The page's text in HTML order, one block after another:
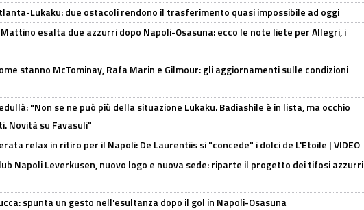
Lukaku: due ostacoli rendono il trasferimento quasi impossibile ad oggi
esalta due azzurri dopo Napoli-Osasuna: ecco le note liete per Allegri, i
stanno McTominay, Rafa Marin e Gilmour: gli aggiornamenti sulle condizioni
"Non se ne può più della situazione Lukaku. Badiashile è in lista, ma occhio
Novità su Favasuli"
relax in ritiro per il Napoli: De Laurentiis si "concede" i dolci de L'Etoile | VIDEO
Napoli Leverkusen, nuovo logo e nuova sede: riparte il progetto dei tifosi azzurri
spunta un gesto nell'esultanza dopo il gol in Napoli-Osasuna